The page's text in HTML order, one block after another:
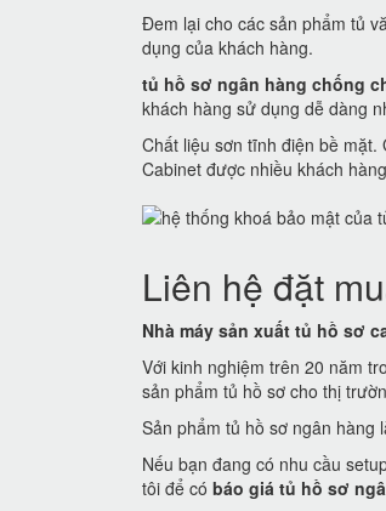
Đem lại cho các sản phẩm tủ
dụng của khách hàng.
tủ hồ sơ ngân hàng chống
khách hàng sử dụng dễ dàng
Chất liệu sơn tĩnh điện bề mặt.
Cabinet được nhiều khách
Liên hệ đặt
Nhà máy sản xuất tủ hồ sơ
Với kinh nghiệm trên 20 năm
sản phẩm tủ hồ sơ cho thị
Sản phẩm tủ hồ sơ ngân hàng
Nếu bạn đang có nhu cầu
tôi để có báo giá tủ hồ sơ